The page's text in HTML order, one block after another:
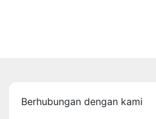
Berhubungan dengan kami